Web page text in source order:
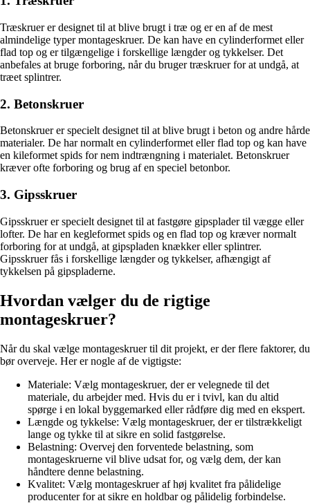
Træskruer er designet til at blive brugt i træ og er en af de mest
almindelige typer montageskruer. De kan have en cylinderformet eller
flad top og er tilgængelige i forskellige længder og tykkelser. Det
anbefales at bruge forboring, når du bruger træskruer for at undgå, at
træet splintrer.
2. Betonskruer
Betonskruer er specielt designet til at blive brugt i beton og andre hårde
materialer. De har normalt en cylinderformet eller flad top og kan have
en kileformet spids for nem indtrængning i materialet. Betonskruer
kræver ofte forboring og brug af en speciel betonbor.
3. Gipsskruer
Gipsskruer er specielt designet til at fastgøre gipsplader til vægge eller
lofter. De har en kegleformet spids og en flad top og kræver normalt
forboring for at undgå, at gipspladen knækker eller splintrer.
Gipsskruer fås i forskellige længder og tykkelser, afhængigt af
tykkelsen på gipspladerne.
Hvordan vælger du de rigtige
montageskruer?
Når du skal vælge montageskruer til dit projekt, er der flere faktorer, du
bør overveje. Her er nogle af de vigtigste:
Materiale: Vælg montageskruer, der er velegnede til det
materiale, du arbejder med. Hvis du er i tvivl, kan du altid
spørge i en lokal byggemarked eller rådføre dig med en ekspert.
Længde og tykkelse: Vælg montageskruer, der er tilstrækkeligt
lange og tykke til at sikre en solid fastgørelse.
Belastning: Overvej den forventede belastning, som
montageskruerne vil blive udsat for, og vælg dem, der kan
håndtere denne belastning.
Kvalitet: Vælg montageskruer af høj kvalitet fra pålidelige
producenter for at sikre en holdbar og pålidelig forbindelse.